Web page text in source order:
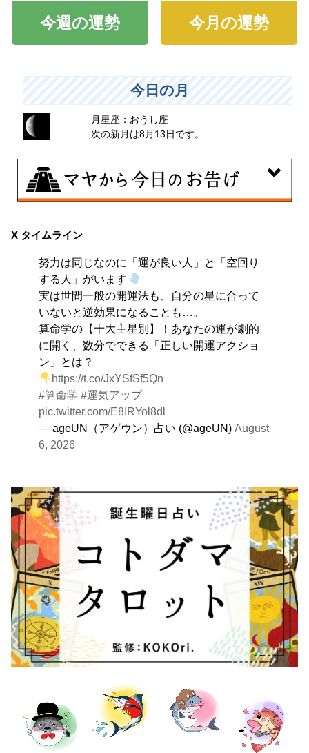
今週の運勢 今月の運勢
今日の月
月星座：おうし座
次の新月は8月13日です。
伝統や歴史的な過去のやり方・道筋を踏襲する日。あな
を。
X タイムライン
努力は同じなのに「運が良い人」と「空回り
する人」がいます
実は世間一般の開運法も、自分の星に合って
いないと逆効果になることも…。
算命学の【十大主星別】！あなたの運が劇的
に開く、数分でできる「正しい開運アクショ
ン」とは？
https://t.co/JxYSfSf5Qn
#算命学 #運気アップ
pic.twitter.com/E8IRYol8dl
— ageUN（アゲウン）占い (@ageUN)August
6, 2026